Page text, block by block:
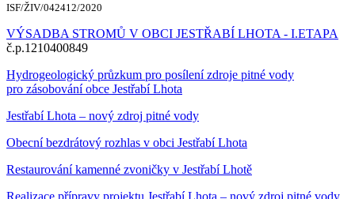
ISF/ŽIV/042412/2020
VÝSADBA STROMŮ V OBCI JESTŘABÍ LHOTA - I.ETAPA
č.p.1210400849
Hydrogeologický průzkum pro posílení zdroje pitné vody
pro zásobování obce Jestřabí Lhota
Jestřabí Lhota – nový zdroj pitné vody
Obecní bezdrátový rozhlas v obci Jestřabí Lhota
Restaurování kamenné zvoničky v Jestřabí Lhotě
Realizace přípravy projektu Jestřabí Lhota – nový zdroj pitné vody